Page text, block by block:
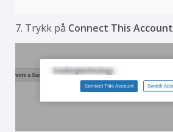
7. Trykk på Connect This Account